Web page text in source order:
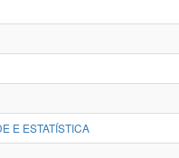
E ESTATÍSTICA